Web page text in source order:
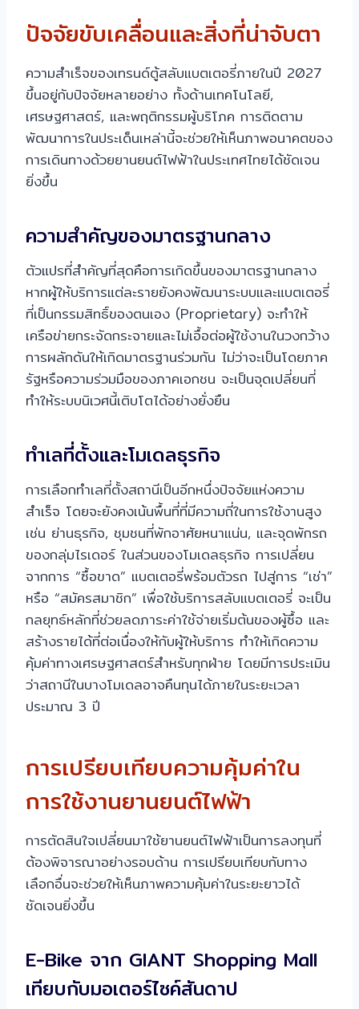
ปัจจัยขับเคลื่อนและสิ่งที่น่าจับตา
ความสำเร็จของเทรนด์ตู้สลับแบตเตอรี่ภายในปี 2027
ขึ้นอยู่กับปัจจัยหลายอย่าง ทั้งด้านเทคโนโลยี,
เศรษฐศาสตร์, และพฤติกรรมผู้บริโภค การติดตาม
พัฒนาการในประเด็นเหล่านี้จะช่วยให้เห็นภาพอนาคตของ
การเดินทางด้วยยานยนต์ไฟฟ้าในประเทศไทยได้ชัดเจน
ยิ่งขึ้น
ความสำคัญของมาตรฐานกลาง
ตัวแปรที่สำคัญที่สุดคือการเกิดขึ้นของมาตรฐานกลาง
หากผู้ให้บริการแต่ละรายยังคงพัฒนาระบบและแบตเตอรี่
ที่เป็นกรรมสิทธิ์ของตนเอง (Proprietary) จะทำให้
เครือข่ายกระจัดกระจายและไม่เอื้อต่อผู้ใช้งานในวงกว้าง
การผลักดันให้เกิดมาตรฐานร่วมกัน ไม่ว่าจะเป็นโดยภาค
รัฐหรือความร่วมมือของภาคเอกชน จะเป็นจุดเปลี่ยนที่
ทำให้ระบบนิเวศนี้เติบโตได้อย่างยั่งยืน
ทำเลที่ตั้งและโมเดลธุรกิจ
การเลือกทำเลที่ตั้งสถานีเป็นอีกหนึ่งปัจจัยแห่งความ
สำเร็จ โดยจะยังคงเน้นพื้นที่ที่มีความถี่ในการใช้งานสูง
เช่น ย่านธุรกิจ, ชุมชนที่พักอาศัยหนาแน่น, และจุดพักรถ
ของกลุ่มไรเดอร์ ในส่วนของโมเดลธุรกิจ การเปลี่ยน
จากการ “ซื้อขาด” แบตเตอรี่พร้อมตัวรถ ไปสู่การ “เช่า”
หรือ “สมัครสมาชิก” เพื่อใช้บริการสลับแบตเตอรี่ จะเป็น
กลยุทธ์หลักที่ช่วยลดภาระค่าใช้จ่ายเริ่มต้นของผู้ซื้อ และ
สร้างรายได้ที่ต่อเนื่องให้กับผู้ให้บริการ ทำให้เกิดความ
คุ้มค่าทางเศรษฐศาสตร์สำหรับทุกฝ่าย โดยมีการประเมิน
ว่าสถานีในบางโมเดลอาจคืนทุนได้ภายในระยะเวลา
ประมาณ 3 ปี
การเปรียบเทียบความคุ้มค่าใน
การใช้งานยานยนต์ไฟฟ้า
การตัดสินใจเปลี่ยนมาใช้ยานยนต์ไฟฟ้าเป็นการลงทุนที่
ต้องพิจารณาอย่างรอบด้าน การเปรียบเทียบกับทาง
เลือกอื่นจะช่วยให้เห็นภาพความคุ้มค่าในระยะยาวได้
ชัดเจนยิ่งขึ้น
E-Bike จาก GIANT Shopping Mall
เทียบกับมอเตอร์ไซค์สันดาป